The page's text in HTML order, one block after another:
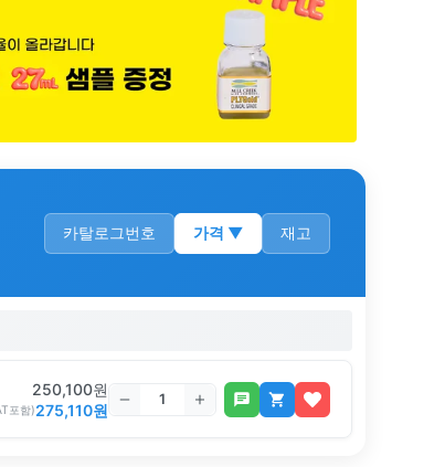
카탈로그번호 가격 ▼ 재고
250,100원
포함)275,110원